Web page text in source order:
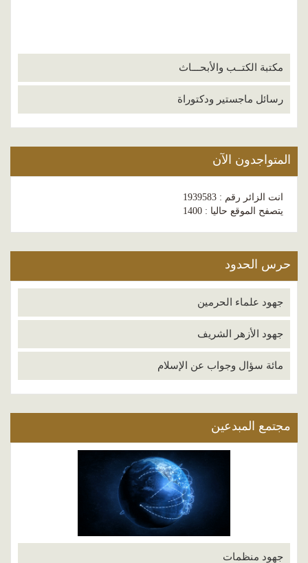
مكتبة الكتــب والأبحـــاث
رسائل ماجستير ودكتوراة
المتواجدون الآن
انت الزائر رقم : 1939583
يتصفح الموقع حاليا : 1400
حرس الحدود
جهود علماء الحرمين
جهود الأزهر الشريف
مائة سؤال وجواب عن الإسلام
مجتمع المبدعين
جهود منظمات